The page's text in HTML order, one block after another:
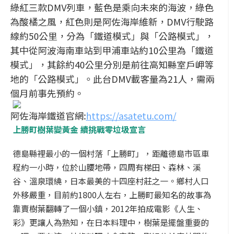
綠紅三款DMV列車，藍色是乘向未來的海波，綠色
為酸橘之風，紅色則是阿佐海岸維新，DMV行駛路
線約50公里，分為「鐵道模式」與「公路模式」，
其中從阿波海南車站到甲浦車站約10公里為「鐵道
模式」，其餘約40公里分別是前往高知縣室戶岬等
地的「公路模式」。此台DMV載客量為21人，需兩
個月前事先預約。
阿佐海岸鐵道官網:https://asatetu.com/
上勝町樹葉變黃金 續挑戰零垃圾宣言
德島縣裡最小的一個村落「上勝町」，距離德島市區車
程約一小時，位於山腰地帶，四周有梯田、森林、溪
谷、溫泉環繞，日本最美的十四座村莊之一。鄉村人口
外移嚴重，目前約1800人左右，上勝町最知名的故事為
靠賣樹葉翻轉了一個小鎮，2012年拍成電影《人生、
彩》更讓人為熟知，在日本料理中，樹葉是擺盤重要的